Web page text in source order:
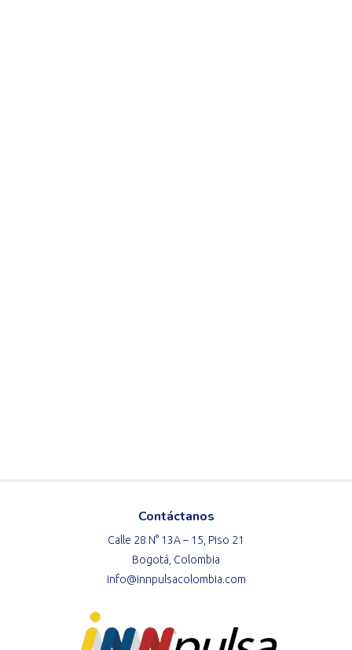
Contáctanos
Calle 28 N° 13A – 15, Piso 21
Bogotá, Colombia
info@innpulsacolombia.com